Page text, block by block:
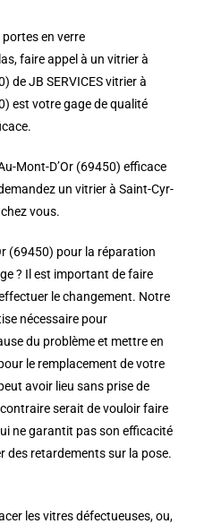
en verre
faire appel à un vitrier à
de JB SERVICES vitrier à
est votre gage de qualité
Mont-D’Or (69450) efficace
un vitrier à Saint-Cyr-
vous.
(69450) pour la réparation
? Il est important de faire
le changement. Notre
nécessaire pour
du problème et mettre en
le remplacement de votre
avoir lieu sans prise de
serait de vouloir faire
ne garantit pas son efficacité
des retardements sur la pose.
les vitres défectueuses, ou,